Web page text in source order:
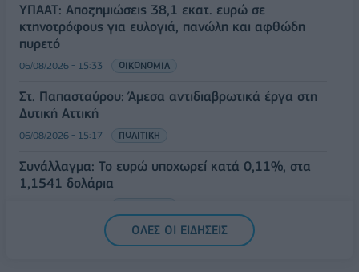
ΥΠΑΑΤ: Αποζημιώσεις 38,1 εκατ. ευρώ σε
κτηνοτρόφους για ευλογιά, πανώλη και αφθώδη
πυρετό
06/08/2026 - 15:33 ΟΙΚΟΝΟΜΙΑ
Στ. Παπασταύρου: Άμεσα αντιδιαβρωτικά έργα στη
Δυτική Αττική
06/08/2026 - 15:17 ΠΟΛΙΤΙΚΗ
Συνάλλαγμα: Το ευρώ υποχωρεί κατά 0,11%, στα
1,1541 δολάρια
ΟΛΕΣ ΟΙ ΕΙΔΗΣΕΙΣ